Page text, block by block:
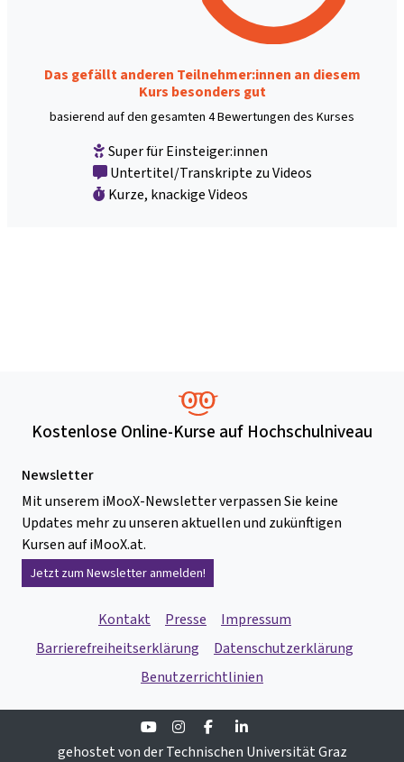
Das gefällt anderen Teilnehmer:innen an diesem
Kurs besonders gut
basierend auf den gesamten 4 Bewertungen des Kurses
Super für Einsteiger:innen
Untertitel/Transkripte zu Videos
Kurze, knackige Videos
Kostenlose Online-Kurse auf Hochschulniveau
Newsletter
Mit unserem iMooX-Newsletter verpassen Sie keine
Updates mehr zu unseren aktuellen und zukünftigen
Kursen auf iMooX.at.
Jetzt zum Newsletter anmelden!
Kontakt Presse
Impressum
Barrierefreiheitserklärung
Datenschutzerklärung
Benutzerrichtlinien
YoutubeInstagramFacebook
gehostet von der Technischen Universität Graz